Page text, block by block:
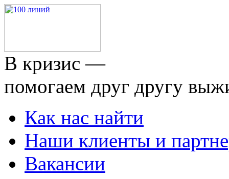
В кризис —
помогаем друг другу
Как нас найти
Наши клиенты и
Вакансии